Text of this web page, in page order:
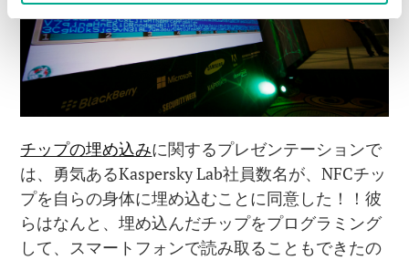
チップの埋め込みに関するプレゼンテーションで
は、勇気あるKaspersky Lab社員数名が、NFCチッ
プを自らの身体に埋め込むことに同意した！！彼
らはなんと、埋め込んだチップをプログラミング
して、スマートフォンで読み取ることもできたの